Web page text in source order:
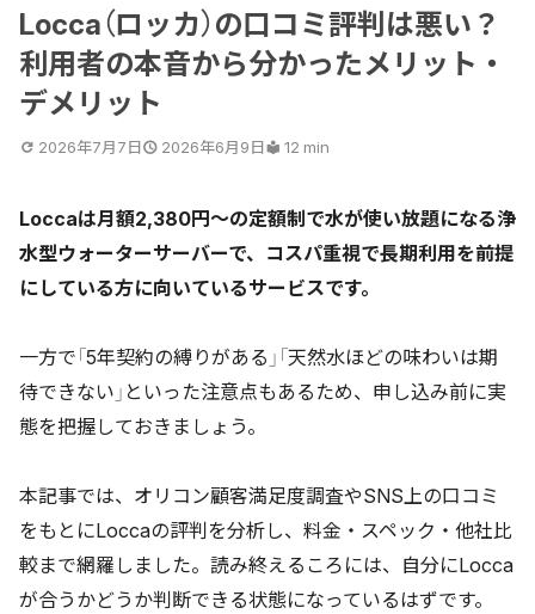
Locca（ロッカ）の口コミ評判は悪い？
利用者の本音から分かったメリット・
デメリット
2026年7月7日 2026年6月9日 12 min
Loccaは月額2,380円〜の定額制で水が使い放題になる浄
水型ウォーターサーバーで、コスパ重視で長期利用を前提
にしている方に向いているサービスです。
一方で「5年契約の縛りがある」「天然水ほどの味わいは期
待できない」といった注意点もあるため、申し込み前に実
態を把握しておきましょう。
本記事では、オリコン顧客満足度調査やSNS上の口コミ
をもとにLoccaの評判を分析し、料金・スペック・他社比
較まで網羅しました。読み終えるころには、自分にLocca
が合うかどうか判断できる状態になっているはずです。